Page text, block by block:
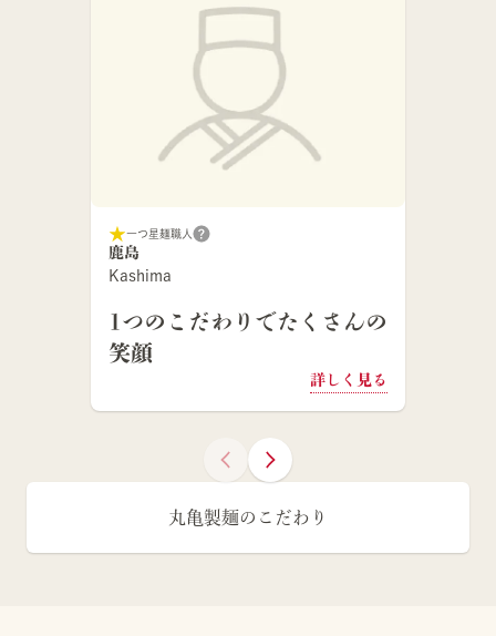
一つ星麺職人
鹿島
Kashima
1つのこだわりでたくさんの
笑顔
詳しく見る
丸亀製麺のこだわり